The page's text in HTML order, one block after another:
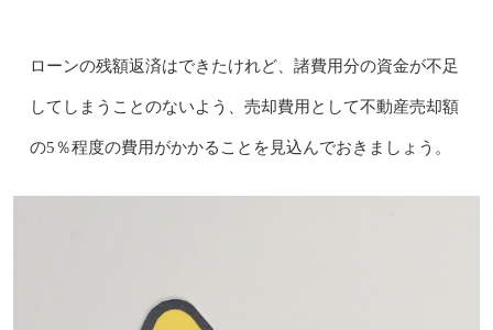
ローンの残額返済はできたけれど、諸費用分の資金が不足
してしまうことのないよう、売却費用として不動産売却額
の5％程度の費用がかかることを見込んでおきましょう。